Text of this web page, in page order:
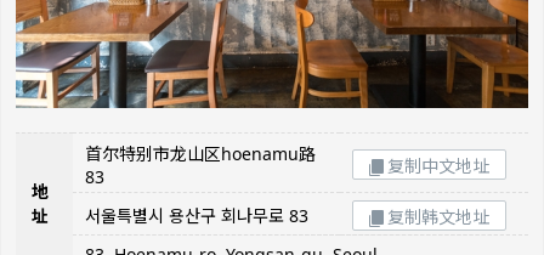
地
址
首尔特别市龙山区hoenamu路
83
复制中文地址
서울특별시 용산구 회나무로 83
复制韩文地址